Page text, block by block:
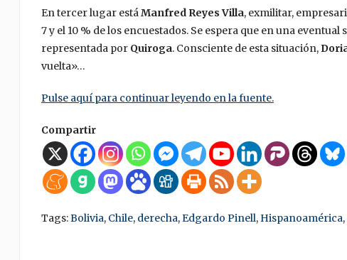
En tercer lugar estáManfred Reyes Villa, exmilitar,
7 y el 10 % de los encuestados. Se espera que en una
representada por Quiroga. Consciente de esta situación,
vuelta»…
Pulse aquí para continuar leyendo en la fuente.
Compartir
Tags:Bolivia, Chile, derecha,Edgardo Pinell, Hispanoamérica,